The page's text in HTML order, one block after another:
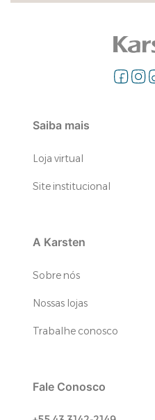
Saiba mais
Loja virtual
Site institucional
A Karsten
Sobre nós
Nossas lojas
Trabalhe conosco
Fale Conosco